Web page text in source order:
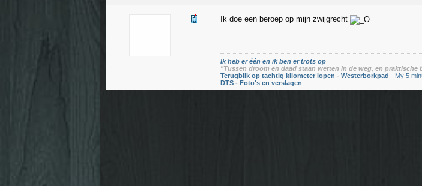
Ik doe een beroep op mijn zwijgrecht
Ik heb er één en ik ben er trots op
"Tussen droom en daad staan wetten in de weg, en
Terugblik op tachtig kilometer lopen - Westerborkpad - My 5
DTS - Foto's en verslagen